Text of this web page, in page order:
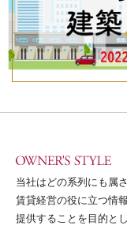
当社はどの系列にも属
賃貸経営の役に立つ情
提供することを目的と